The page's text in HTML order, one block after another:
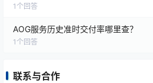
1 个回答
AOG服务历史准时交付率哪里查？
1 个回答
联系与合作